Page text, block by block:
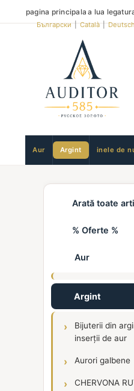
pagina principala a lua
Български|Català|
Aur Argint inele de
Arată toate
% Oferte %
Aur
Argint
Bijuterii din
inserții de aur
Aurori galbene
CHERVONA